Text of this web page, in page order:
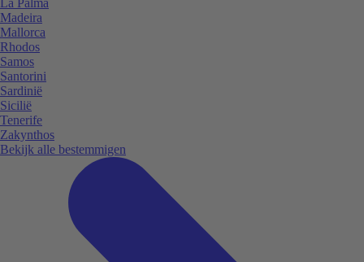
Madeira
Mallorca
Rhodos
Samos
Santorini
Sardinië
Sicilië
Tenerife
Zakynthos
Bekijk alle bestemmigen